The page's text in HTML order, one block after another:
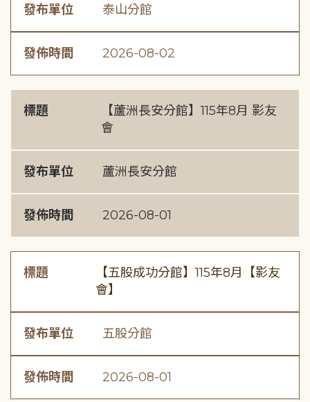
發布單位 泰山分館
發佈時間 2026-08-02
標題
【蘆洲長安分館】115年8月 影友
會
發布單位 蘆洲長安分館
發佈時間 2026-08-01
標題
【五股成功分館】115年8月【影友
會】
發布單位 五股分館
發佈時間 2026-08-01